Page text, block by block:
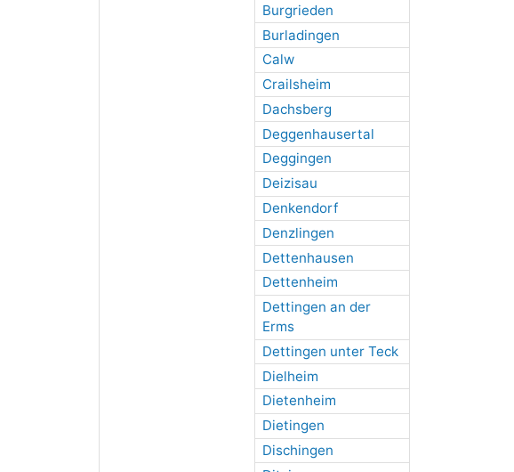
Burgrieden
Burladingen
Calw
Crailsheim
Dachsberg
Deggenhausertal
Deggingen
Deizisau
Denkendorf
Denzlingen
Dettenhausen
Dettenheim
Dettingen an der
Erms
Dettingen unter Teck
Dielheim
Dietenheim
Dietingen
Dischingen